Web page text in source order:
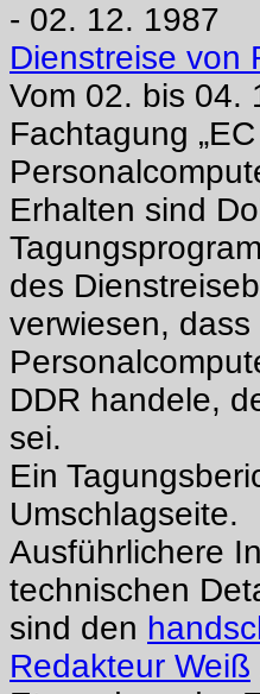
- 02. 12. 1987
Dienstreise von
Vom 02. bis 04.
Fachtagung
Erhalten sind
des
verwiesen,
DDR handele,
sei.
Ein
Umschlagseite.
Ausführlichere
technischen
sind den
Redakteur Weiß